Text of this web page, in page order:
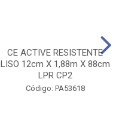
CE ACTIVE RESISTENTE
LISO 12cm X 1,88m X 88cm
LPR CP2
Código: PA53618